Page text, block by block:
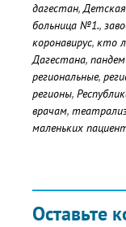
дагестан,
больница №1.,
коронавирус, кто
Дагестана,
региональные,
регионы,
врачам,
маленьких
Оставьте